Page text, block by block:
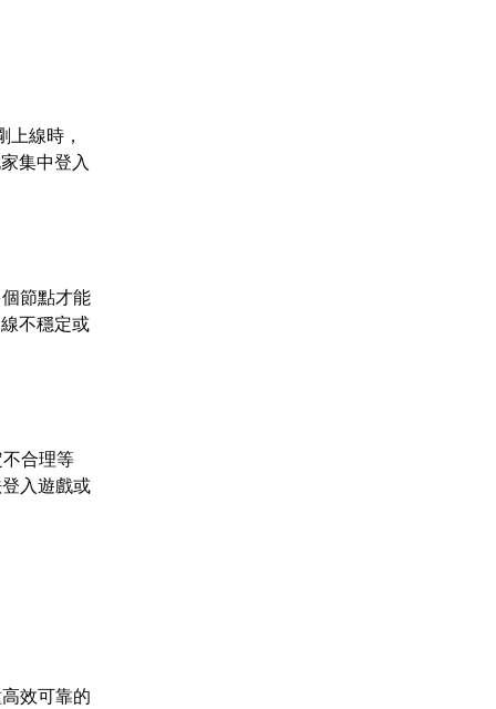
線時，
集中登入
節點才能
不穩定或
合理等
入遊戲或
效可靠的